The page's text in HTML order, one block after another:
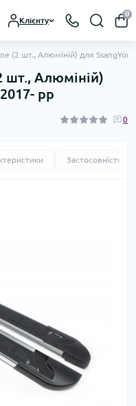
Клієнту
0
(2 шт., Алюміній) для
шт., Алюміній)
рр
0
Застосовність